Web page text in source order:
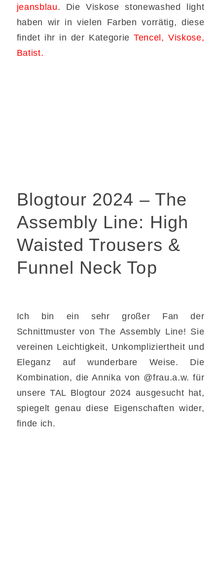
jeansblau. Die Viskose stonewashed light
haben wir in vielen Farben vorrätig, diese
findet ihr in der KategorieTencel, Viskose,
Batist.
Blogtour 2024 – The
Assembly Line: High
Waisted Trousers &
Funnel Neck Top
Ich bin ein sehr großer Fan der
Schnittmuster von The Assembly Line! Sie
vereinen Leichtigkeit, Unkompliziertheit und
Eleganz auf wunderbare Weise. Die
Kombination, die Annika von @frau.a.w. für
unsere TAL Blogtour 2024 ausgesucht hat,
spiegelt genau diese Eigenschaften wider,
finde ich.